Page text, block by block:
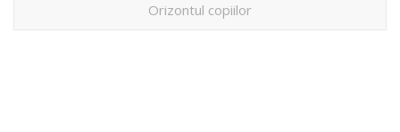
Orizontul copiilor